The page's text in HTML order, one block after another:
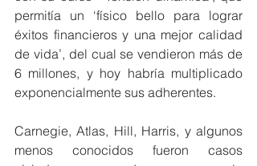
permitía un ‘físico bello para lograr
éxitos financieros y una mejor calidad
de vida’, del cual se vendieron más de
6 millones, y hoy habría multiplicado
exponencialmente sus adherentes.
Carnegie, Atlas, Hill, Harris, y algunos
menos conocidos fueron casos